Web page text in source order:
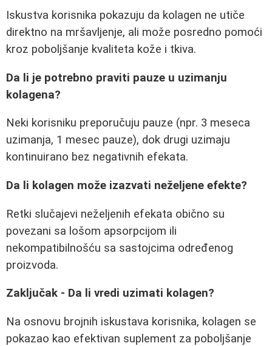
Iskustva korisnika pokazuju da kolagen ne utiče
direktno na mršavljenje, ali može posredno pomoći
kroz poboljšanje kvaliteta kože i tkiva.
Da li je potrebno praviti pauze u uzimanju
kolagena?
Neki korisniku preporučuju pauze (npr. 3 meseca
uzimanja, 1 mesec pauze), dok drugi uzimaju
kontinuirano bez negativnih efekata.
Da li kolagen može izazvati neželjene efekte?
Retki slučajevi neželjenih efekata obično su
povezani sa lošom apsorpcijom ili
nekompatibilnošću sa sastojcima određenog
proizvoda.
Zaključak - Da li vredi uzimati kolagen?
Na osnovu brojnih iskustava korisnika, kolagen se
pokazao kao efektivan suplement za poboljšanje